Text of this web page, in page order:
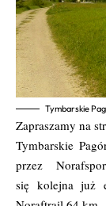
Tymbarskie
Zapraszamy na
Tymbarskie
przez
się kolejna już